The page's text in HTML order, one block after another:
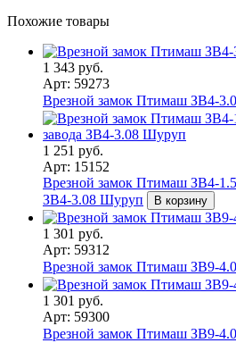
Похожие товары
1 343 руб.
Арт: 59273
Врезной замок Птимаш ЗВ4-
1 251 руб.
Арт: 15152
Врезной замок Птимаш ЗВ4-
ЗВ4-3.08 Шуруп
В корзину
1 301 руб.
Арт: 59312
Врезной замок Птимаш ЗВ9-
1 301 руб.
Арт: 59300
Врезной замок Птимаш ЗВ9-